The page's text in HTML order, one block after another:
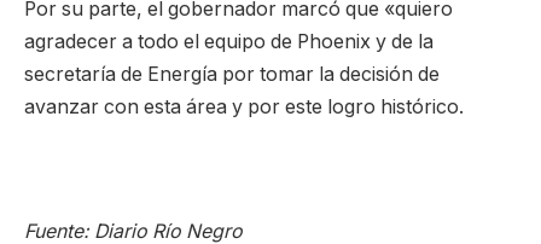
Por su parte, el gobernador marcó que «quiero
agradecer a todo el equipo de Phoenix y de la
secretaría de Energía por tomar la decisión de
avanzar con esta área y por este logro histórico.
Fuente: Diario Río Negro